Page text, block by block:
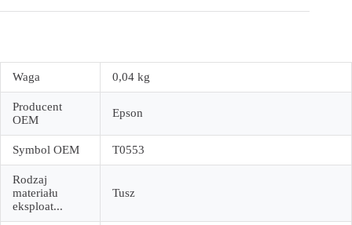
Waga 0,04 kg
Producent
OEM
Epson
Symbol OEM T0553
Rodzaj
materiału
eksploat...
Tusz